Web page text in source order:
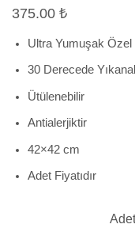
375.00 ₺
Ultra Yumuşak
30 Derecede
Ütülenebilir
Antialerjiktir
42×42 cm
Adet Fiyatıdır